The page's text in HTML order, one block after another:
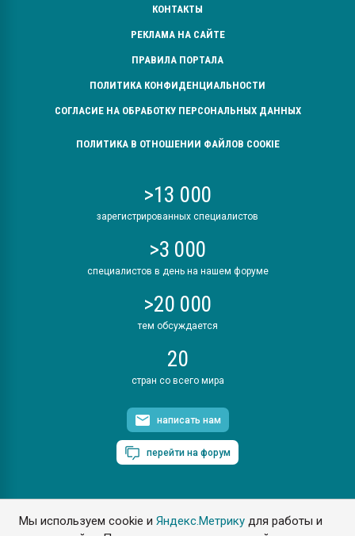
Мы используем cookie иЯндекс.Метрику для работы и
КОНТАКТЫ
РЕКЛАМА НА САЙТЕ
ПРАВИЛА ПОРТАЛА
ПОЛИТИКА КОНФИДЕНЦИАЛЬНОСТИ
СОГЛАСИЕ НА ОБРАБОТКУ ПЕРСОНАЛЬНЫХ ДАННЫХ
ПОЛИТИКА В ОТНОШЕНИИ ФАЙЛОВ COOKIE
>13 000
зарегистрированных специалистов
>3 000
специалистов в день на нашем форуме
>20 000
тем обсуждается
20
стран со всего мира
написать нам
перейти на форум
ПластЭксперт © 2006. Все права защищены